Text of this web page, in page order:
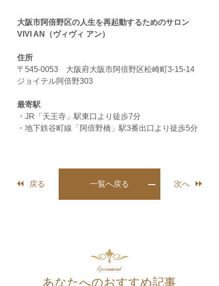
大阪市阿倍野区の人生を再起動するためのサロン
VIVI AN（ヴィヴィ アン）
住所
〒545-0053 大阪府大阪市阿倍野区松崎町3-15-14
ジョイテル阿倍野303
最寄駅
・JR「天王寺」駅東口より徒歩7分
・地下鉄谷町線「阿倍野橋」駅3番出口より徒歩5分
戻る 一覧へ戻る 次へ
Recommend
あなたへのおすすめ記事